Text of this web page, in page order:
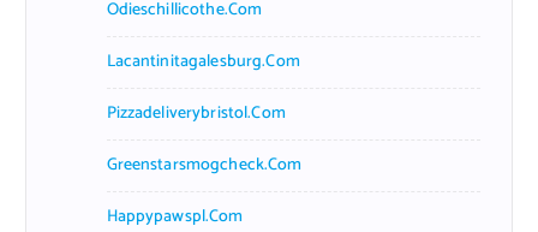
Odieschillicothe.com
Lacantinitagalesburg.com
Pizzadeliverybristol.com
Greenstarsmogcheck.com
Happypawspl.com